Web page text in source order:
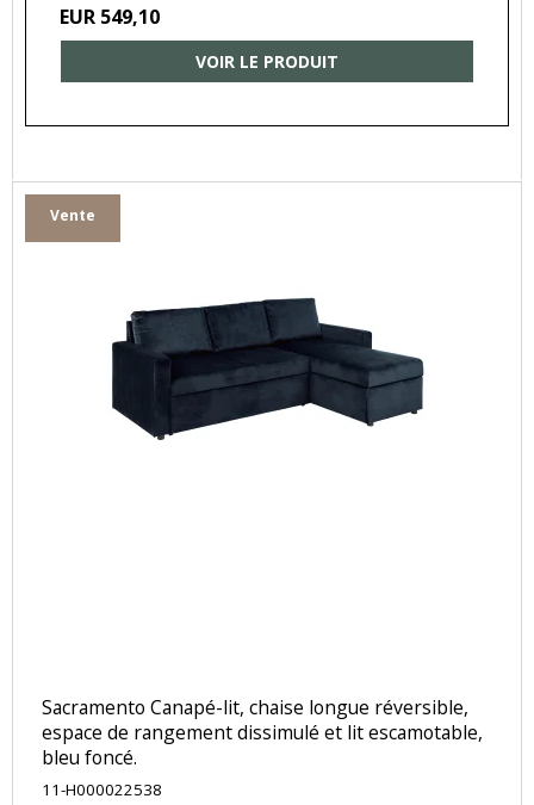
EUR 549,10
VOIR LE PRODUIT
Vente
Sacramento Canapé-lit, chaise longue réversible,
espace de rangement dissimulé et lit escamotable,
bleu foncé.
11-H000022538